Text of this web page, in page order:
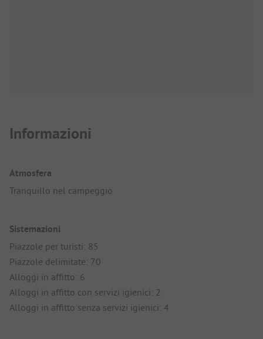
Informazioni
Atmosfera
Tranquillo nel campeggio
Sistemazioni
Piazzole per turisti: 85
Piazzole delimitate: 70
Alloggi in affitto: 6
Alloggi in affitto con servizi igienici: 2
Alloggi in affitto senza servizi igienici: 4